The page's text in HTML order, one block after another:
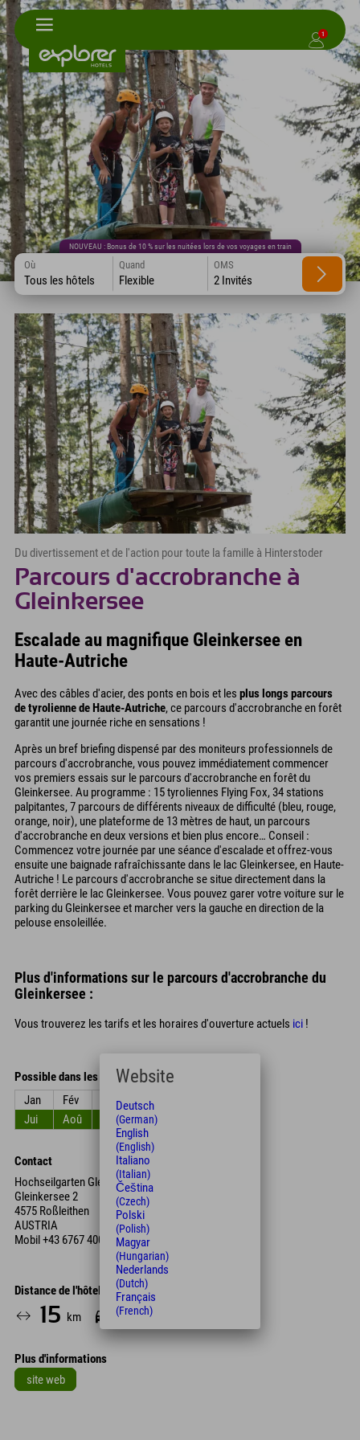
1
NOUVEAU : Bonus de 10 % sur les nuitées lors de vos voyages en train
Où
Tous les hôtels
Quand
Flexible
OMS
2 Invités
Du divertissement et de l'action pour toute la famille à Hinterstoder
Parcours d'accrobranche à
Gleinkersee
Escalade au magnifique Gleinkersee en
Haute-Autriche
Avec des câbles d'acier, des ponts en bois et les plus longs parcours
de tyrolienne de Haute-Autriche, ce parcours d'accrobranche en forêt
garantit une journée riche en sensations !
Après un bref briefing dispensé par des moniteurs professionnels de
parcours d'accrobranche, vous pouvez immédiatement commencer
vos premiers essais sur le parcours d'accrobranche en forêt du
Gleinkersee. Au programme : 15 tyroliennes Flying Fox, 34 stations
palpitantes, 7 parcours de différents niveaux de difficulté (bleu, rouge,
orange, noir), une plateforme de 13 mètres de haut, un parcours
d'accrobranche en deux versions et bien plus encore… Conseil :
Commencez votre journée par une séance d'escalade et offrez-vous
ensuite une baignade rafraîchissante dans le lac Gleinkersee, en Haute-
Autriche ! Le parcours d'accrobranche se situe directement dans la
forêt derrière le lac Gleinkersee. Vous pouvez garer votre voiture sur le
parking du Gleinkersee et marcher vers la gauche en direction de la
pelouse ensoleillée.
Plus d'informations sur le parcours d'accrobranche du
Gleinkersee :
Vous trouverez les tarifs et les horaires d'ouverture actuels ici !
Possible dans les mois
Jan
Fév Mar Avr
Jui
Aoû Sep Oct
Contact
Hochseilgarten Gleinkersee:
Gleinkersee 2
4575 Roßleithen
AUSTRIA
Mobil+43 6767 400 250
Distance de l'hôtel
15 km 19 Min.
Plus d'informations
site web
Website
Deutsch
(German)
English
(English)
Italiano
(Italian)
Čeština
(Czech)
Polski
(Polish)
Magyar
(Hungarian)
Nederlands
(Dutch)
Français
(French)